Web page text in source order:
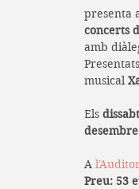
presenta
concerts
amb
musical
Els
A
Preu: 53